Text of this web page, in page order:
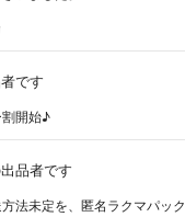
です
開始♪
品者です
法未定を、匿名ラクマパッ